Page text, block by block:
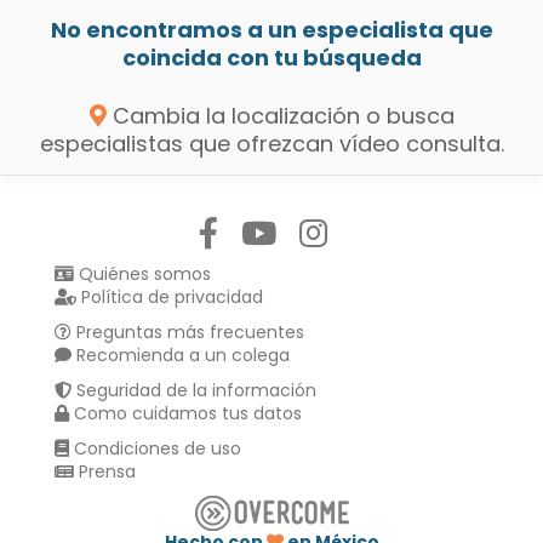
No encontramos a un especialista que
coincida con tu búsqueda
Cambia la localización o busca
especialistas que ofrezcan vídeo consulta.
Quiénes somos
Política de privacidad
Preguntas más frecuentes
Recomienda a un colega
Seguridad de la información
Como cuidamos tus datos
Condiciones de uso
Prensa